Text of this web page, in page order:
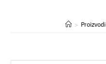
> Proizvodi